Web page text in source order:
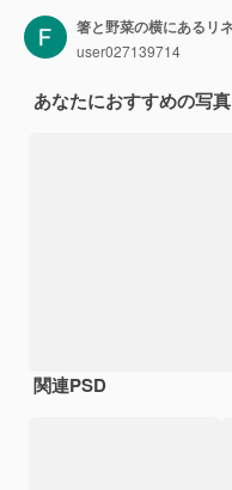
user027139714
あなたにおすすめの写真
関連PSD